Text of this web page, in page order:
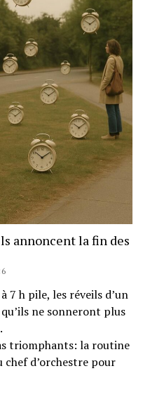
annoncent la fin des
7 h pile, les réveils d’un
ne sonneront plus
triomphants: la routine
chef d’orchestre pour